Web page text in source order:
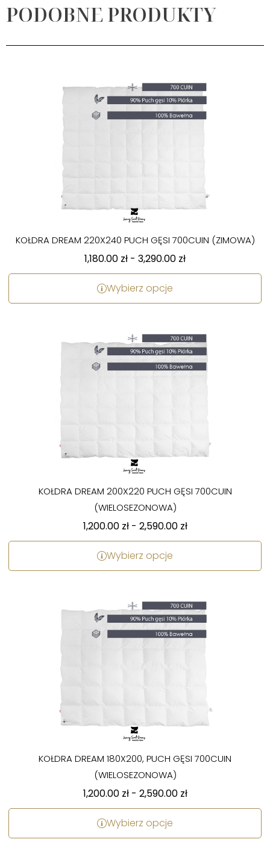
PODOBNE PRODUKTY
KOŁDRA DREAM 220X240 PUCH GĘSI 700CUIN (ZIMOWA)
1,180.00 zł - 3,290.00 zł
Wybierz opcje
KOŁDRA DREAM 200X220 PUCH GĘSI 700CUIN
(WIELOSEZONOWA)
1,200.00 zł- 2,590.00 zł
Wybierz opcje
KOŁDRA DREAM 180X200, PUCH GĘSI 700CUIN
(WIELOSEZONOWA)
1,200.00 zł- 2,590.00 zł
Wybierz opcje